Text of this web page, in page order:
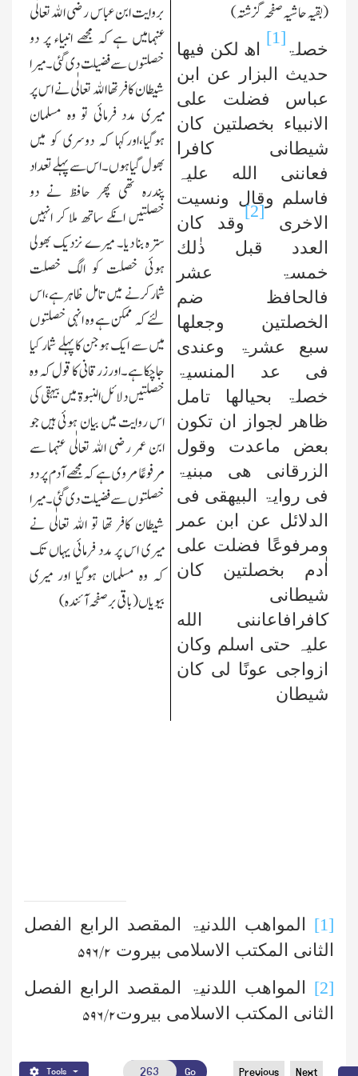
(بقیہ حاشیہ صفحہ گزشتہ)
خصلۃ
[1]
اھ لکن فیھا
حدیث البزار عن ابن
عباس فضلت علی
الانبیاء بخصلتین کان
شیطانی کافرا
فعاننی الله علیہ
فاسلم وقال ونسیت
الاخری
[2]
وقد کان
العدد قبل ذٰلك
خمسۃ عشر
فالحافظ ضم
الخصلتین وجعلھا
سبع عشرۃ وعندی
فی عد المنسیۃ
خصلۃ بحیالھا تامل
ظاھر لجواز ان تکون
بعض ماعدت وقول
الزرقانی ھی مبنیۃ
فی روایۃ البیھقی فی
الدلائل عن ابن عمر
ومرفوعًا فضلت علی
اٰدم بخصلتین کان
شیطانی
کافرافاعاننی الله
علیہ حتی اسلم وکان
ازواجی عونًا لی کان
شیطان
بروایت ابن عباس رضی الله تعالٰی
عنہمامیں ہے کہ مجھے انبیاء پر دو
خصلتوں سے فضیلت دی گئی۔میرا
شیطان کافر تھا الله تعالٰی نے اس پر
میری مدد فرمائی تو وہ مسلمان
ہوگیا،اورکہا کہ دوسری کو میں
بھول گیاہوں۔اس سے پہلے تعداد
پندرہ تھی پھر حافظ نے دو
خصلتیں انکے ساتھ ملا کر انہیں
سترہ بنا دیا۔ میرے نزدیك بھولی
ہوئی خصلت کو الگ خصلت
شمارکرنے میں تامل ظاہرہے،اس
لئے کہ ممکن ہے وہ انہی خصلتوں
میں سے ایك ہوجن کا پہلے شمار کیا
جاچکا ہے۔اورزرقانی کا قول کہ وہ
خصلتیں دلائل النبوۃ میں بیہقی کی
اس روایت میں بیان ہوئی ہیں جو
ابن عمر رضی الله تعالٰی عنہما سے
مرفوعًا مروی ہے کہ مجھے آدم پر دو
خصلتوں سے فضیلت دی گئی۔میرا
شیطان کافر تھا تو الله تعالٰی نے
میری اس پر مدد فرمائی یہاں تك
کہ وہ مسلمان ہوگیا اور میری
بیویاں(باقی برصفحہ آئندہ)
[1] المواھب اللدنیۃ المقصد الرابع الفصل
الثانی المکتب الاسلامی بیروت ۲ /۵۹۶
[2] المواھب اللدنیۃ المقصد الرابع الفصل
الثانی المکتب الاسلامی بیروت۲ /۵۹۶
Tools Go Previous Next